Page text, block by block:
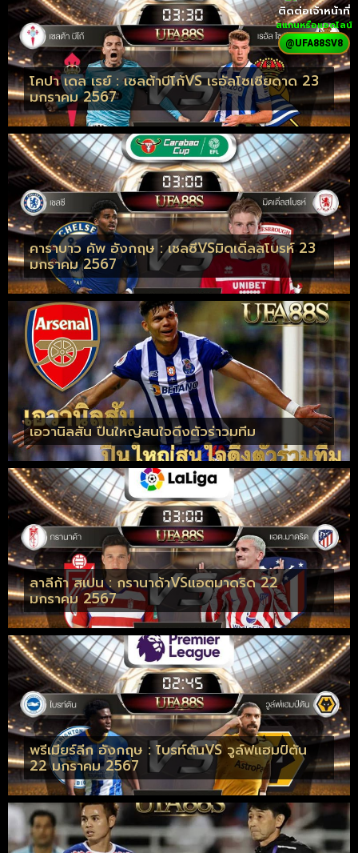
โคปา เดล เรย์ : เซลต้าบีโก้VS เรอัลโซเซียดาด 23
มกราคม 2567
คาราบาว คัพ อังกฤษ : เชลซีVSมิดเดิ่ลสโบรห์ 23
มกราคม 2567
เอวานิลสัน ปืนใหญ่สนใจดึงตัวร่าวมทีม
ลาลีก้า สเปน : กรานาด้าVSแอตมาดริด 22
มกราคม 2567
พรีเมียร์ลีก อังกฤษ : ไบรท์ตันVS วูล์ฟแฮมป์ตัน
22 มกราคม 2567
ติดต่อเจ้าหน้าที่
สแกนหรือแอดไลน์
@UFA88SV8